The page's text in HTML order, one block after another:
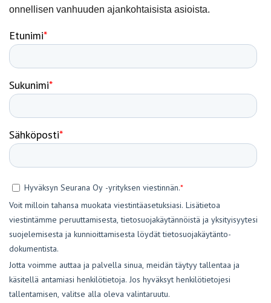
onnellisen vanhuuden ajankohtaisista asioista.